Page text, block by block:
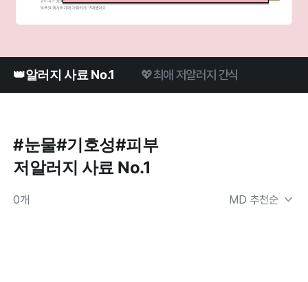
👑알러지 사료 No.1 💖최애 저알러지 간식
#눈물#기호성#피부
저알러지 사료 No.1
0개